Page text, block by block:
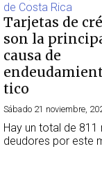
Tarjetas de
son la
causa de
tico
Sábado 21 noviembre,
Hay un total de 811
deudores por este